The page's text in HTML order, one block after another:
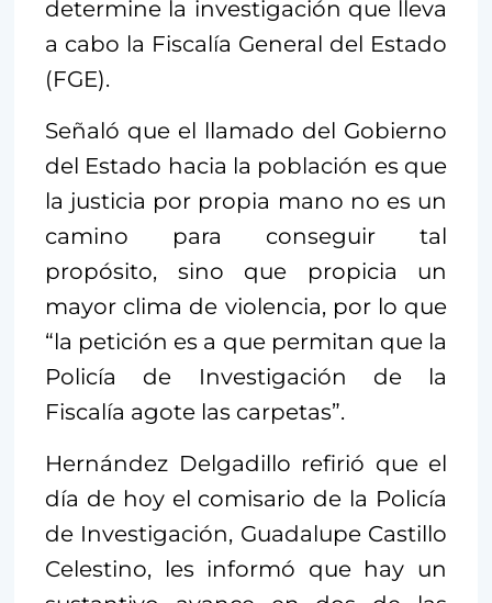
determine la investigación que lleva
a cabo la Fiscalía General del Estado
(FGE).
Señaló que el llamado del Gobierno
del Estado hacia la población es que
la justicia por propia mano no es un
camino para conseguir tal
propósito, sino que propicia un
mayor clima de violencia, por lo que
“la petición es a que permitan que la
Policía de Investigación de la
Fiscalía agote las carpetas”.
Hernández Delgadillo refirió que el
día de hoy el comisario de la Policía
de Investigación, Guadalupe Castillo
Celestino, les informó que hay un